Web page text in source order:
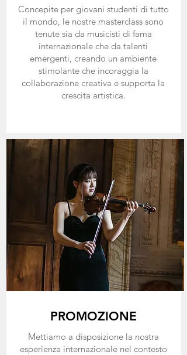
Concepite per giovani studenti di tutto
il mondo, le nostre masterclass sono
tenute sia da musicisti di fama
internazionale che da talenti
emergenti, creando un ambiente
stimolante che incoraggia la
collaborazione creativa e supporta la
crescita artistica.
PROMOZIONE
Mettiamo a disposizione la nostra
esperienza internazionale nel contesto